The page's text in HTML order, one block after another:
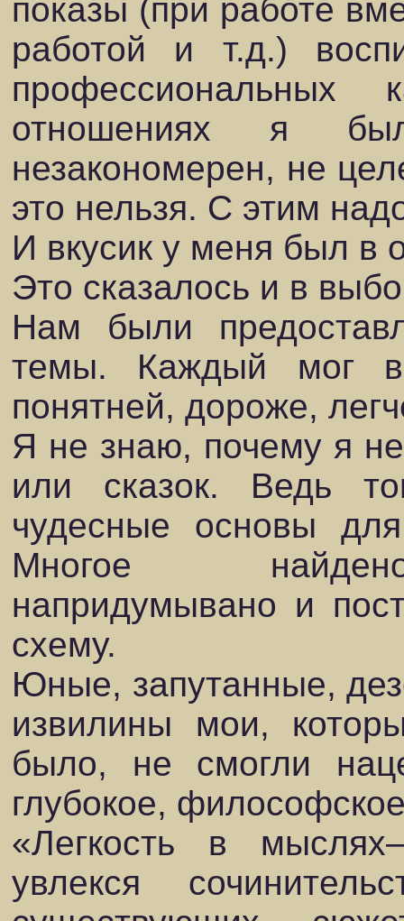
показы (при работе
работой и т.д.)
отношениях я
незакономерен, не
это нельзя. С этим
И вкусик у меня был
Это сказалось и в
Нам были
темы. Каждый мог
понятней, дороже,
Я не знаю, почему я
или сказок. Ведь
чудесные основы
Многое
напридумывано и
схему.
Юные, запутанные,
извилины мои,
было, не смогли
глубокое,
«Легкость в
увлекся